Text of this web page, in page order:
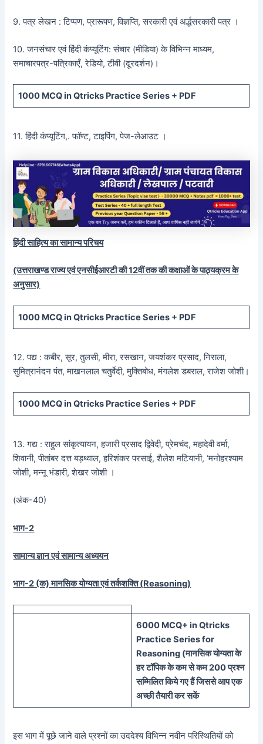
9. पत्र लेखन : टिप्पण, प्रारूपण, विज्ञप्ति, सरकारी एवं अर्द्धसरकारी पत्र ।
10. जनसंचार एवं हिंदी कंप्यूटिंग: संचार (मीडिया) के विभिन्न माध्यम,
समाचारपत्र-पत्रिकाएँ, रेडियो, टीवी (दूरदर्शन)।
1000 MCQin Qtricks Practice Series + PDF
11. हिंदी कंप्यूटिंग,. फॉण्ट, टाइपिंग, पेज-लेआउट ।
हिंदी साहित्य का सामान्य परिचय
(उत्तराखण्ड राज्य एवं एनसीईआरटी की 12वीं तक की कक्षाओं के पाठ्यक्रम के
अनुसार)
1000 MCQin Qtricks Practice Series + PDF
12. पद्य : कबीर, सूर, तुलसी, मीरा, रसखान, जयशंकर प्रसाद, निराला,
सुमित्रानंदन पंत, माखनलाल चतुर्वेदी, मुक्तिबोध, मंगलेश डबराल, राजेश जोशी।
1000 MCQin Qtricks Practice Series + PDF
13. गद्य : राहुल सांकृत्यायन, हजारी प्रसाद द्विवेदी, प्रेमचंद, महादेवी वर्मा,
शिवानी, पीतांबर दत्त बड़थ्वाल, हरिशंकर परसाई, शैलेश मटियानी, ‘मनोहरश्याम
जोशी, मन्नू भंडारी, शेखर जोशी ।
(अंक-40)
भाग-2
सामान्य ज्ञान एवं सामान्य अध्ययन
भाग-2 (क) मानसिक योग्यता एवं तर्कशक्ति (Reasoning)
6000 MCQ+ inQtricks
Practice Seriesfor
Reasoning (मानसिकयोग्यता के
हर टॉपिक के कम से कम 200 प्रश्न
सम्मिलित किये गए हैं जिससे आप एक
अच्छी तैयारी कर सकें
इस भाग में पूछे जाने वाले प्रश्नों का उददेश्य विभिन्न नवीन परिस्थितियों को